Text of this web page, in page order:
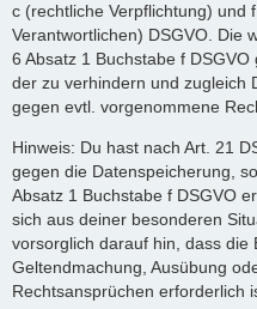
c (rechtliche Verpflichtung) und
Verantwortlichen) DSGVO. Die
6 Absatz 1 Buchstabe f
der zu verhindern und zugleich
gegen evtl. vorgenommene
Hinweis: Du hast nach Art. 21
gegen die Datenspeicherung,
Absatz 1 Buchstabe f DSGVO
sich aus deiner besonderen
vorsorglich darauf hin, dass die
Geltendmachung, Ausübung
Rechtsansprüchen erforderlich